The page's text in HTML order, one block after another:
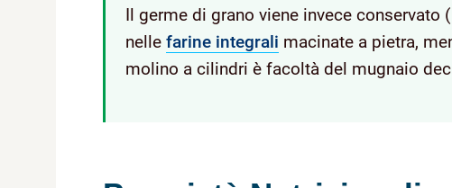
Il germe di grano viene invece
nelle farine integrali macinate a pietra,
molino a cilindri è facoltà del mugnaio